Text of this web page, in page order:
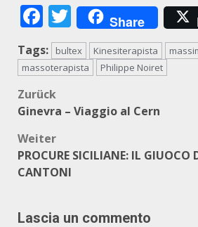
Facebook
Twitter
Share
Tags: bultex Kinesiterapista
massoterapista
Philippe Noiret
Beitragsnavigation
Zurück
Ginevra – Viaggio al Cern
Weiter
PROCURE SICILIANE: IL GIUOCO
CANTONI
Lascia un commento